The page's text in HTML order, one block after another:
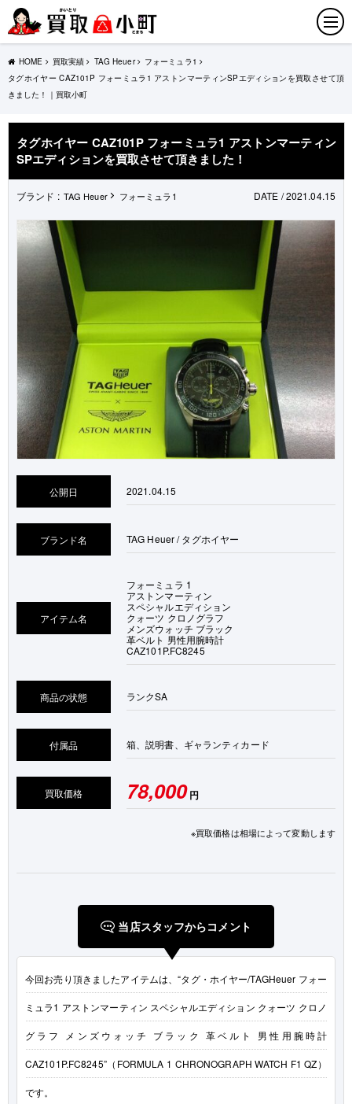
HOME 買取実績 TAG Heuer
フォーミュラ1
タグホイヤー CAZ101P フォーミュラ1 アストンマーティンSPエディションを買取させて頂
きました！｜買取小町
タグホイヤー CAZ101P フォーミュラ1 アストンマーティン
SPエディションを買取させて頂きました！
ブランド : TAG Heuer フォーミュラ1 DATE / 2021.04.15
公開日 2021.04.15
ブランド名 TAG Heuer / タグホイヤー
アイテム名
フォーミュラ 1
アストンマーティン
スペシャルエディション
クォーツ クロノグラフ
メンズウォッチ ブラック
革ベルト 男性用腕時計
CAZ101P.FC8245
商品の状態 ランクSA
付属品 箱、説明書、ギャランティカード
買取価格 78,000円
※買取価格は相場によって変動します
当店スタッフからコメント
今回お売り頂きましたアイテムは、“タグ・ホイヤー/TAGHeuer フォー
ミュラ1 アストンマーティン スペシャルエディション クォーツ クロノ
グラフ メンズウォッチ ブラック 革ベルト 男性用腕時計
CAZ101P.FC8245”（FORMULA 1 CHRONOGRAPH WATCH F1 QZ）
です。